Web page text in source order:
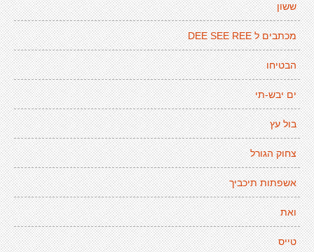
ששון
מכתבים ל DEE SEE REE
הבטיחו
ים יבש-תי
בול עץ
צחוק הגורל
אשפתות תיכביך
ואת
טייס